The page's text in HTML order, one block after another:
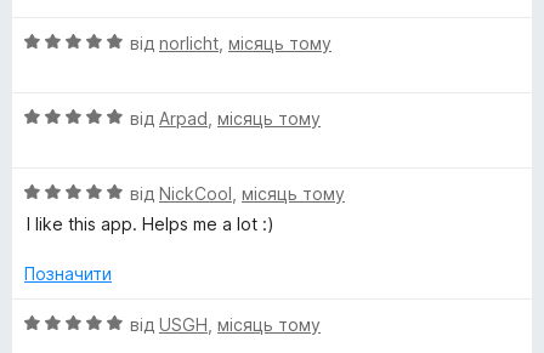
з
к
з
О
н
5
з
від norlicht місяць тому
О
н
к
5
5
від Arpad місяць тому
О
ц
н
а
від NickCool місяць тому
I like this app. Helps me a lot :)
Позначити
О
від USGH місяць тому